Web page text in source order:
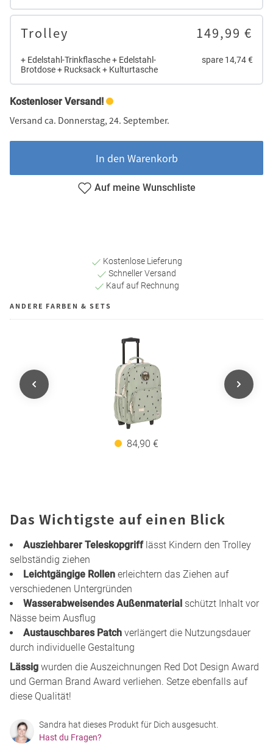
Trolley
+ Edelstahl-Trinkflasche + Edelstahl-
Brotdose + Rucksack + Kulturtasche
149,99 €
spare 14,74 €
Kostenloser Versand!
Versand ca. Donnerstag, 24. September.
In den Warenkorb
Auf meine Wunschliste
Kostenlose Lieferung
Schneller Versand
Kauf auf Rechnung
ANDERE FARBEN & SETS
84,90 €
Das Wichtigste auf einen Blick
Ausziehbarer Teleskopgrifflässt Kindern den Trolley
selbständig ziehen
Leichtgängige Rollen erleichtern das Ziehen auf
verschiedenen Untergründen
Wasserabweisendes Außenmaterial schützt Inhalt vor
Nässe beim Ausflug
Austauschbares Patch verlängert die Nutzungsdauer
durch individuelle Gestaltung
Lässig wurden die Auszeichnungen Red Dot Design Award
und German Brand Award verliehen. Setze ebenfalls auf
diese Qualität!
Sandra hat dieses Produkt für Dich ausgesucht.
Hast du Fragen?